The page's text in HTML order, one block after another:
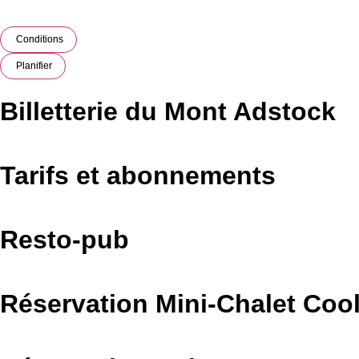
Conditions
Planifier
Billetterie du Mont Adstock
Tarifs et abonnements
Resto-pub
Réservation Mini-Chalet